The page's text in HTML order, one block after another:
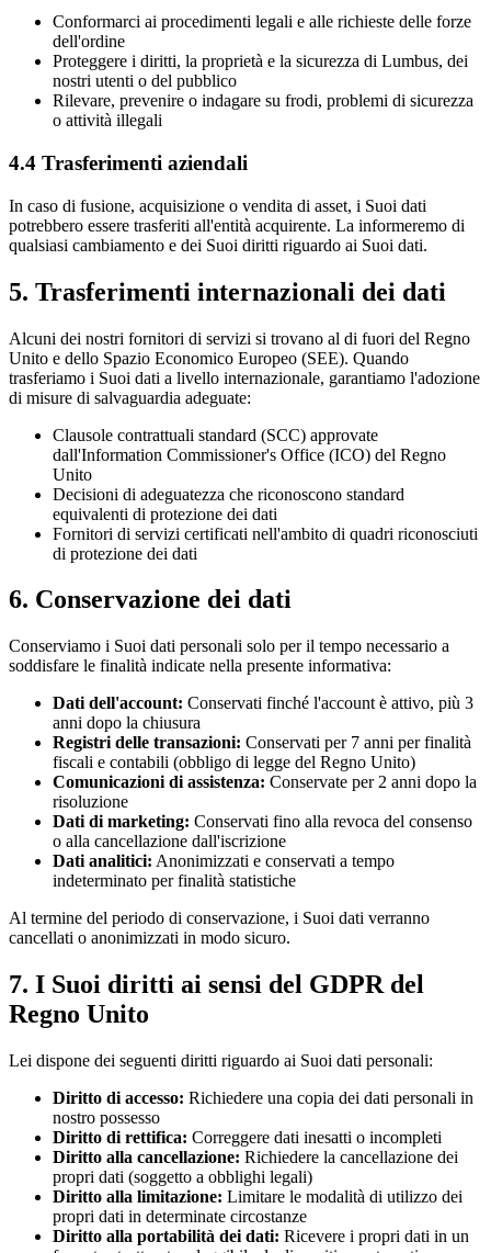
Conformarci ai procedimenti legali e alle richieste delle forze
dell'ordine
Proteggere i diritti, la proprietà e la sicurezza di Lumbus, dei
nostri utenti o del pubblico
Rilevare, prevenire o indagare su frodi, problemi di sicurezza
o attività illegali
4.4 Trasferimenti aziendali
In caso di fusione, acquisizione o vendita di asset, i Suoi dati
potrebbero essere trasferiti all'entità acquirente. La informeremo di
qualsiasi cambiamento e dei Suoi diritti riguardo ai Suoi dati.
5. Trasferimenti internazionali dei dati
Alcuni dei nostri fornitori di servizi si trovano al di fuori del Regno
Unito e dello Spazio Economico Europeo (SEE). Quando
trasferiamo i Suoi dati a livello internazionale, garantiamo l'adozione
di misure di salvaguardia adeguate:
Clausole contrattuali standard (SCC) approvate
dall'Information Commissioner's Office (ICO) del Regno
Unito
Decisioni di adeguatezza che riconoscono standard
equivalenti di protezione dei dati
Fornitori di servizi certificati nell'ambito di quadri riconosciuti
di protezione dei dati
6. Conservazione dei dati
Conserviamo i Suoi dati personali solo per il tempo necessario a
soddisfare le finalità indicate nella presente informativa:
Dati dell'account: Conservati finché l'account è attivo, più 3
anni dopo la chiusura
Registri delle transazioni: Conservati per 7 anni per finalità
fiscali e contabili (obbligo di legge del Regno Unito)
Comunicazioni di assistenza: Conservate per 2 anni dopo la
risoluzione
Dati di marketing: Conservati fino alla revoca del consenso
o alla cancellazione dall'iscrizione
Dati analitici: Anonimizzati e conservati a tempo
indeterminato per finalità statistiche
Al termine del periodo di conservazione, i Suoi dati verranno
cancellati o anonimizzati in modo sicuro.
7. I Suoi diritti ai sensi del GDPR del
Regno Unito
Lei dispone dei seguenti diritti riguardo ai Suoi dati personali:
Diritto di accesso: Richiedere una copia dei dati personali in
nostro possesso
Diritto di rettifica: Correggere dati inesatti o incompleti
Diritto alla cancellazione: Richiedere la cancellazione dei
propri dati (soggetto a obblighi legali)
Diritto alla limitazione: Limitare le modalità di utilizzo dei
propri dati in determinate circostanze
Diritto alla portabilità dei dati: Ricevere i propri dati in un